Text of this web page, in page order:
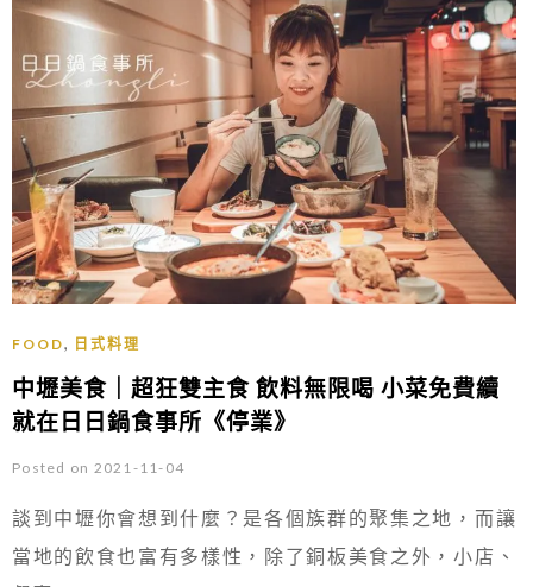
FOOD, 日式料理
中壢美食｜超狂雙主食 飲料無限喝 小菜免費續
就在日日鍋食事所《停業》
Posted on 2021-11-04
談到中壢你會想到什麼？是各個族群的聚集之地，而讓
當地的飲食也富有多樣性，除了銅板美食之外，小店、